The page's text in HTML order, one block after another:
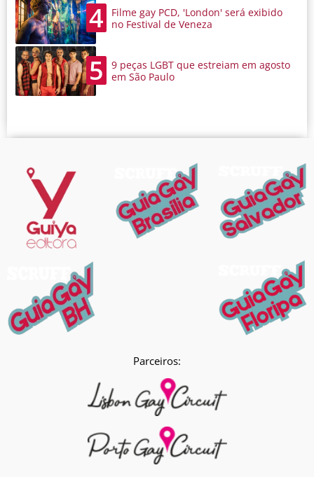
4
Filme gay PCD, 'London' será exibido
no Festival de Veneza
5
9 peças LGBT que estreiam em agosto
em São Paulo
Parceiros: